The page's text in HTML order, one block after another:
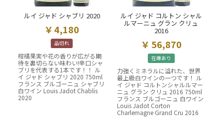
ルイ ジャド シャブリ 2020
4,180
品切れ
柑橘果実や花の香りが広がる期
待を裏切らない味わい!辛口シャ
ブリを代表する1本です！！ ル
イ ジャド シャブリ 2020 750ml
フランス ブルゴーニュ シャブリ
白ワイン Louis Jadot Chablis
2020
ルイ ジャド コルトン シャル
ルマーニュ グラン クリュ
2016
56,870
在庫あり
力強くミネラルに溢れた、世界
最上級白ワインの一つです！ ル
イ ジャド コルトンシャルルマー
ニュ グラン クリュ 2016 750ml
フランス ブルゴーニュ 白ワイン
Louis Jadot Corton
Charlemagne Grand Cru 2016